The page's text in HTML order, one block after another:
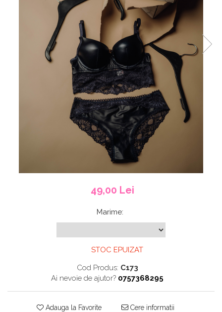
49,00 Lei
Marime:
STOC EPUIZAT
Cod Produs: C173
Ai nevoie de ajutor? 0757368295
Adauga la Favorite Cere informatii